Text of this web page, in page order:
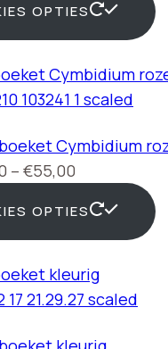
tot
€50,00
OPTIES
Cymbidium
– €55,00
tot
€55,00
OPTIES